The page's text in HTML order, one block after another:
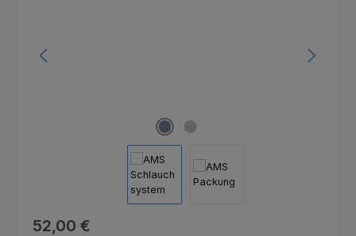
Regulärer Preis:
52,00 €